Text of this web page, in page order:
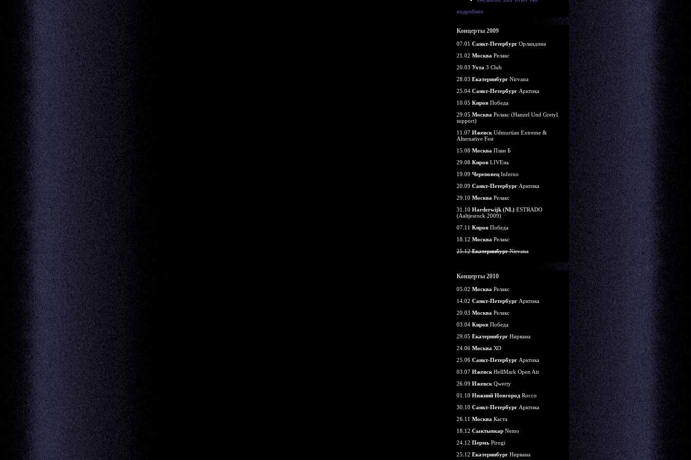
подробнее
Концерты 2009
07.01 Санкт-Петербург Орландина
21.02 Москва Релакс
20.03 Ухта 3 Club
28.03 Екатеринбург Nirvana
25.04 Санкт-Петербург Арктика
10.05 Киров Победа
29.05 Москва Релакс (Hanzel Und Gretyl
support)
11.07 Ижевск Udmurtian Extreme &
Alternative Fest
15.08 Москва План Б
29.08 Киров LIVEнь
19.09 Череповец Inferno
20.09 Санкт-Петербург Арктика
29.10 Москва Релакс
31.10 Harderwijk (NL) ESTRADO
(Aaltjesrock 2009)
07.11 Киров Победа
18.12 Москва Релакс
25.12ЕкатеринбургNirvana
Концерты 2010
05.02 Москва Релакс
14.02 Санкт-Петербург Арктика
20.03 Москва Релакс
03.04 Киров Победа
29.05 Екатеринбург Нирвана
24.06 Москва ХО
25.06 Санкт-Петербург Арктика
03.07 Ижевск HellMark Open Air
26.09 Ижевск Qwerty
01.10 Нижний Новгород Rocco
30.10 Санкт-Петербург Арктика
26.11 Москва Каста
18.12 Сыктывкар Nemo
24.12 Пермь Pirogi
25.12 Екатеринбург Нирвана